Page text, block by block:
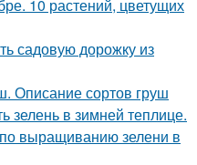
10 растений, цветущих
садовую дорожку из
Описание сортов груш
зелень в зимней теплице.
выращиванию зелени в